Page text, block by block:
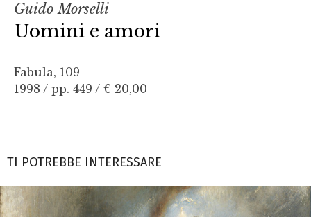
Guido Morselli
Uomini e amori
Fabula, 109
1998 / pp. 449 / € 20,00
TI POTREBBE INTERESSARE